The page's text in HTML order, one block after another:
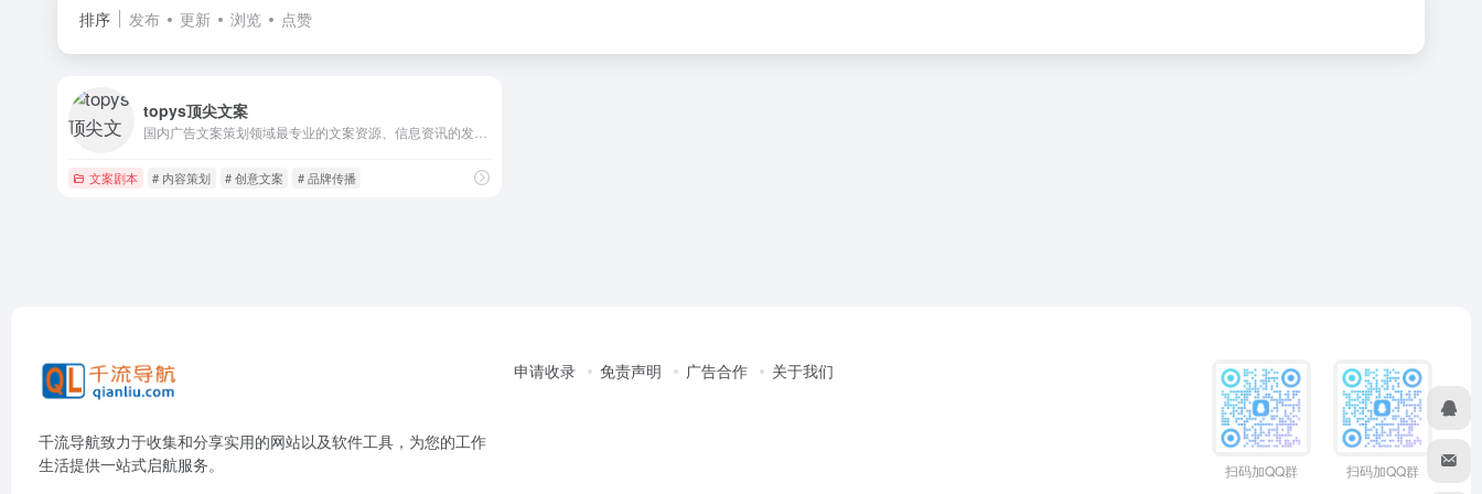
排序 发布 更新 浏览 点赞
topys顶尖文案
文案剧本 # 内容策划 # 创意文案 # 品牌传播
千流导航致力于收集和分享实用的网站以及软件工具，为您的工作
生活提供一站式启航服务。
申请收录 免责声明 广告合作 关于我们
扫码加QQ群 扫码加QQ群